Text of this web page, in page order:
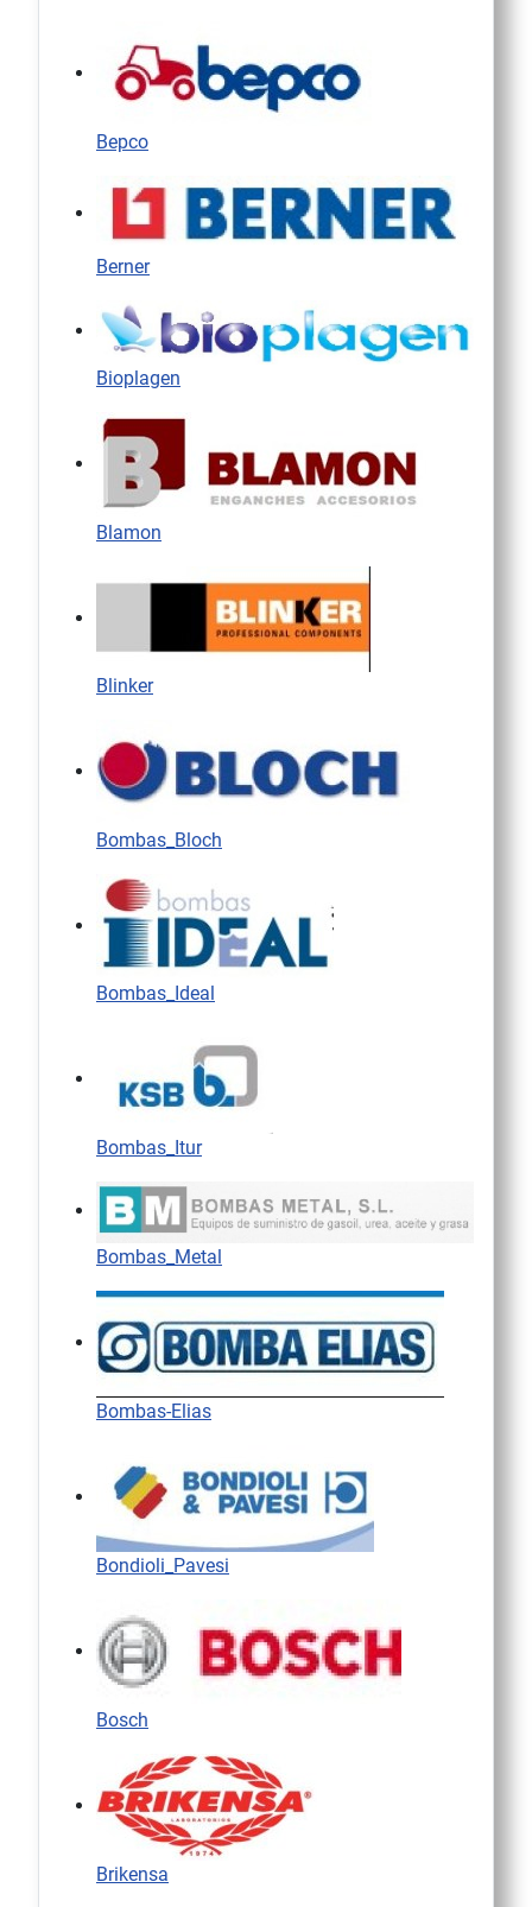
Bepco
Berner
Bioplagen
Blamon
Blinker
Bombas_Bloch
Bombas_Ideal
Bombas_Itur
Bombas_Metal
Bombas-Elias
Bondioli_Pavesi
Bosch
Brikensa